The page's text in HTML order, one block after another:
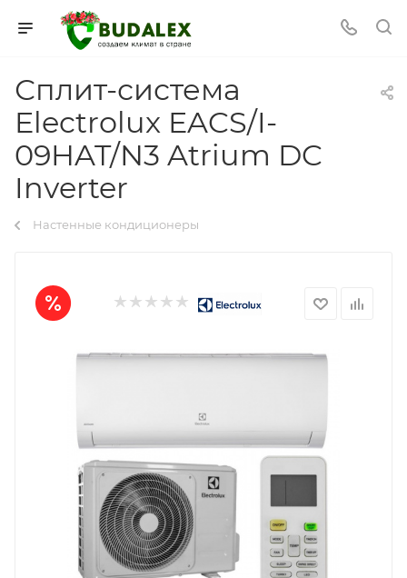
Сплит-система
Electrolux EACS/I-
09HAT/N3 Atrium DC
Inverter
Настенные кондиционеры